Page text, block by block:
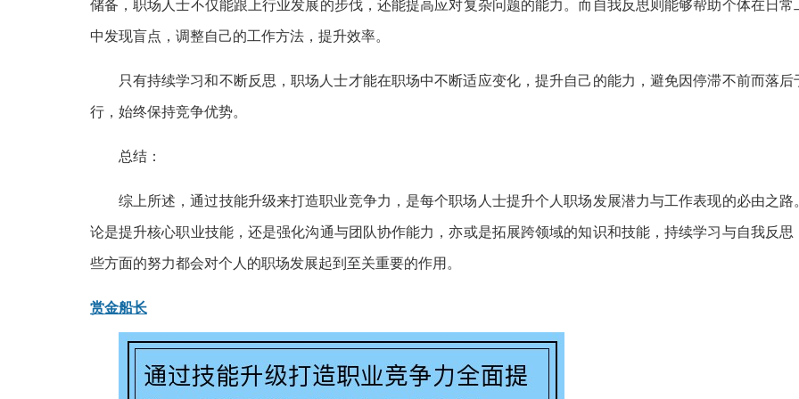
储备，职场人士不仅能跟上行业发展的步伐，还能提高应对复杂问题的能力。而自我反思则能够帮助个体在日常
中发现盲点，调整自己的工作方法，提升效率。
只有持续学习和不断反思，职场人士才能在职场中不断适应变化，提升自己的能力，避免因停滞不前而落后
行，始终保持竞争优势。
总结：
综上所述，通过技能升级来打造职业竞争力，是每个职场人士提升个人职场发展潜力与工作表现的必由之路
论是提升核心职业技能，还是强化沟通与团队协作能力，亦或是拓展跨领域的知识和技能，持续学习与自我反思
些方面的努力都会对个人的职场发展起到至关重要的作用。
赏金船长